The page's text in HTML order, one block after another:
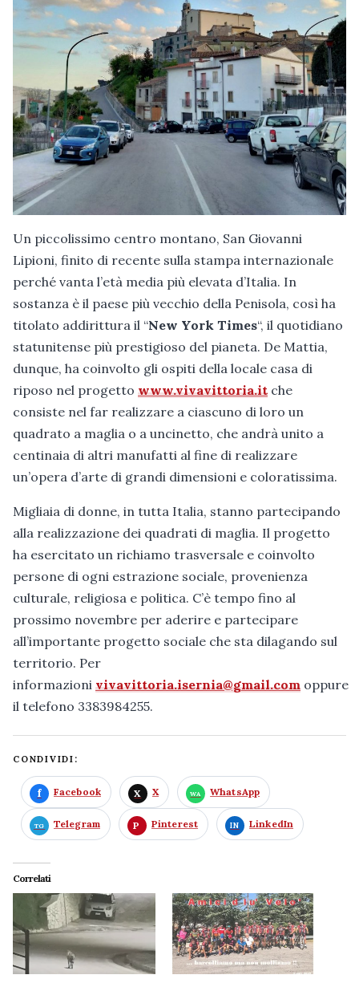
Un piccolissimo centro montano, San Giovanni
Lipioni, finito di recente sulla stampa internazionale
perché vanta l’età media più elevata d’Italia. In
sostanza è il paese più vecchio della Penisola, così ha
titolato addirittura il “New York Times“, il quotidiano
statunitense più prestigioso del pianeta. De Mattia,
dunque, ha coinvolto gli ospiti della locale casa di
riposo nel progetto www.vivavittoria.it che
consiste nel far realizzare a ciascuno di loro un
quadrato a maglia o a uncinetto, che andrà unito a
centinaia di altri manufatti al fine di realizzare
un’opera d’arte di grandi dimensioni e coloratissima.
Migliaia di donne, in tutta Italia, stanno partecipando
alla realizzazione dei quadrati di maglia. Il progetto
ha esercitato un richiamo trasversale e coinvolto
persone di ogni estrazione sociale, provenienza
culturale, religiosa e politica. C’è tempo fino al
prossimo novembre per aderire e partecipare
all’importante progetto sociale che sta dilagando sul
territorio. Per
informazioni vivavittoria.isernia@gmail.com oppure
il telefono 3383984255.
CONDIVIDI:
Facebook X WhatsApp
Telegram Pinterest LinkedIn
Correlati